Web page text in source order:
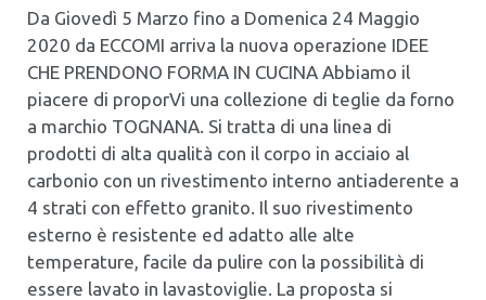
Da Giovedì 5 Marzo fino a Domenica 24 Maggio
2020 da ECCOMI arriva la nuova operazione IDEE
CHE PRENDONO FORMA IN CUCINA Abbiamo il
piacere di proporVi una collezione di teglie da forno
a marchio TOGNANA. Si tratta di una linea di
prodotti di alta qualità con il corpo in acciaio al
carbonio con un rivestimento interno antiaderente a
4 strati con effetto granito. Il suo rivestimento
esterno è resistente ed adatto alle alte
temperature, facile da pulire con la possibilità di
essere lavato in lavastoviglie. La proposta si